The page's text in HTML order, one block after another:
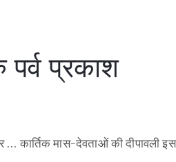
प्रकाश
… कार्तिक मास-देवताओं की दीपावली